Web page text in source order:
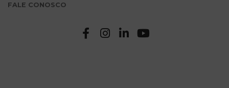
FALE CONOSCO